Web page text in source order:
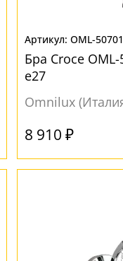
OML-
Бра Croce
e27
Omnilux
8 910 ₽